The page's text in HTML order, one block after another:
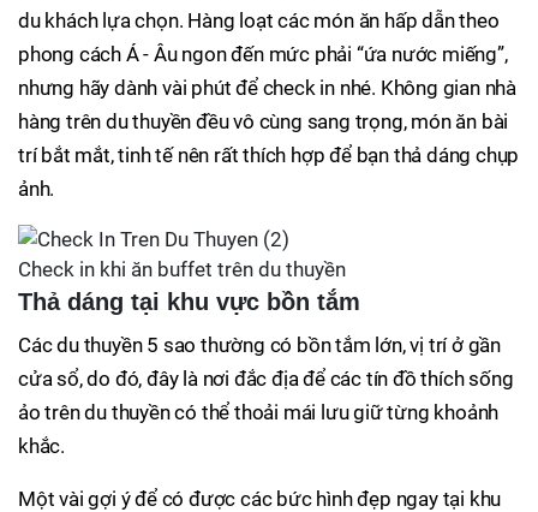
du khách lựa chọn. Hàng loạt các món ăn hấp dẫn theo
phong cách Á - Âu ngon đến mức phải “ứa nước miếng”,
nhưng hãy dành vài phút để check in nhé. Không gian nhà
hàng trên du thuyền đều vô cùng sang trọng, món ăn bài
trí bắt mắt, tinh tế nên rất thích hợp để bạn thả dáng chụp
ảnh.
Check in khi ăn buffet trên du thuyền
Thả dáng tại khu vực bồn tắm
Các du thuyền 5 sao thường có bồn tắm lớn, vị trí ở gần
cửa sổ, do đó, đây là nơi đắc địa để các tín đồ thích sống
ảo trên du thuyền có thể thoải mái lưu giữ từng khoảnh
khắc.
Một vài gợi ý để có được các bức hình đẹp ngay tại khu